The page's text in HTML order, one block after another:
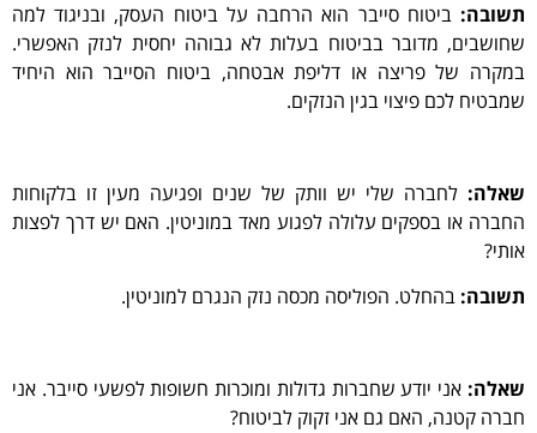
תשובה: ביטוח סייבר הוא הרחבה על ביטוח העסק, ובניגוד למה
שחושבים, מדובר בביטוח בעלות לא גבוהה יחסית לנזק האפשרי.
במקרה של פריצה או דליפת אבטחה, ביטוח הסייבר הוא היחיד
שמבטיח לכם פיצוי בגין הנזקים.
שאלה: לחברה שלי יש וותק של שנים ופגיעה מעין זו בלקוחות
החברה או בספקים עלולה לפגוע מאד במוניטין. האם יש דרך לפצות
אותי?
תשובה: בהחלט. הפוליסה מכסה נזק הנגרם למוניטין.
שאלה: אני יודע שחברות גדולות ומוכרות חשופות לפשעי סייבר. אני
חברה קטנה, האם גם אני זקוק לביטוח?